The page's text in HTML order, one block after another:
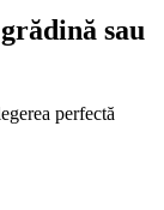
sau
perfectă